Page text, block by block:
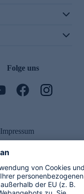
Folge uns
Impressum
zzgl. Versandkosten.